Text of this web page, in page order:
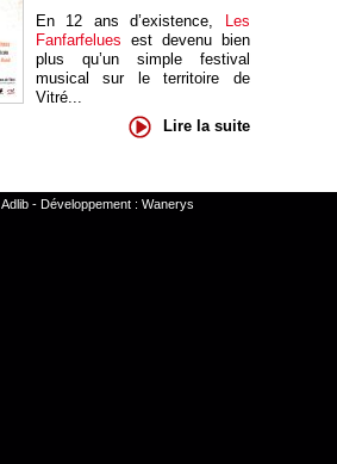
En 12 ans d’existence, Les
Fanfarfelues est devenu bien
plus qu’un simple festival
musical sur le territoire de
Vitré...
Lire la suite
Adlib- Développement : Wanerys